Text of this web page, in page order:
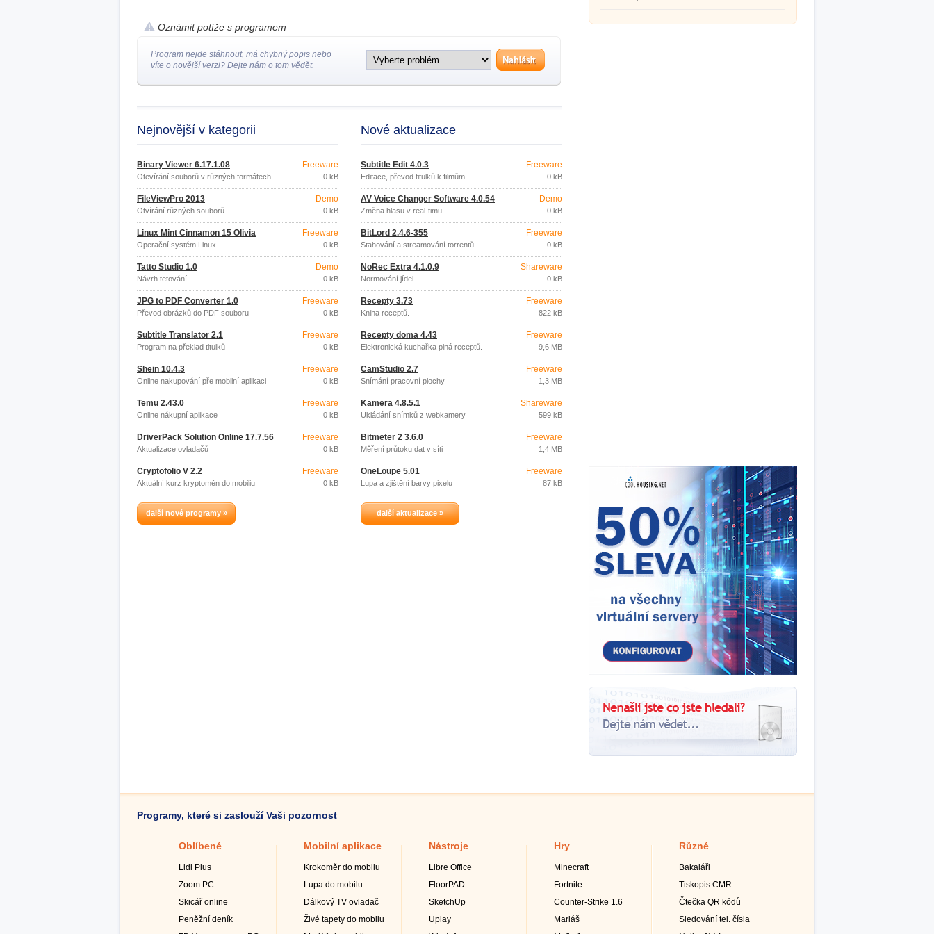
Oznámit potíže s programem
Program nejde stáhnout, má chybný popis nebo
víte o novější verzi? Dejte nám o tom vědět.
Nejnovější v kategorii
Binary Viewer 6.17.1.08
Otevírání souborů v různých formátech
Freeware
0 kB
FileViewPro 2013
Otvírání různých souborů
Demo
0 kB
Linux Mint Cinnamon 15 Olivia
Operační systém Linux
Freeware
0 kB
Tatto Studio 1.0
Návrh tetování
Demo
0 kB
JPG to PDF Converter 1.0
Převod obrázků do PDF souboru
Freeware
0 kB
Subtitle Translator 2.1
Program na překlad titulků
Freeware
0 kB
Shein 10.4.3
Online nakupování pře mobilní aplikaci
Freeware
0 kB
Temu 2.43.0
Online nákupní aplikace
Freeware
0 kB
DriverPack Solution Online 17.7.56
Aktualizace ovladačů
Freeware
0 kB
Cryptofolio V 2.2
Aktuální kurz kryptoměn do mobiliu
Freeware
0 kB
další nové programy »
Nové aktualizace
Subtitle Edit 4.0.3
Editace, převod titulků k filmům
Freeware
0 kB
AV Voice Changer Software 4.0.54
Změna hlasu v real-timu.
Demo
0 kB
BitLord 2.4.6-355
Stahování a streamování torrentů
Freeware
0 kB
NoRec Extra 4.1.0.9
Normování jídel
Shareware
0 kB
Recepty 3.73
Kniha receptů.
Freeware
822 kB
Recepty doma 4.43
Elektronická kuchařka plná receptů.
Freeware
9,6 MB
CamStudio 2.7
Snímání pracovní plochy
Freeware
1,3 MB
Kamera 4.8.5.1
Ukládání snímků z webkamery
Shareware
599 kB
Bitmeter 2 3.6.0
Měření průtoku dat v síti
Freeware
1,4 MB
OneLoupe 5.01
Lupa a zjištění barvy pixelu
Freeware
87 kB
další aktualizace »
Programy, které si zaslouží Vaši pozornost
Oblíbené
Lidl Plus
Zoom PC
Skicář online
Peněžní deník
Mobilní aplikace
Krokoměr do mobilu
Lupa do mobilu
Dálkový TV ovladač
Živé tapety do mobilu
Nástroje
Libre Office
FloorPAD
SketchUp
Uplay
Hry
Minecraft
Fortnite
Counter-Strike 1.6
Mariáš
Různé
Bakaláři
Tiskopis CMR
Čtečka QR kódů
Sledování tel. čísla